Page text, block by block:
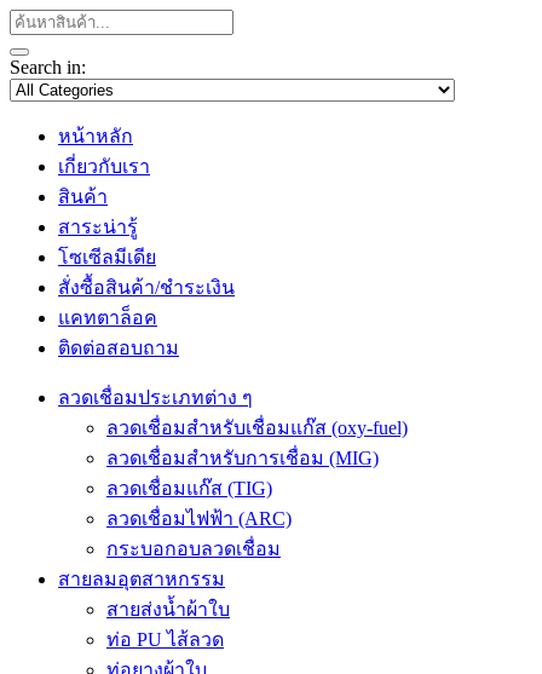
Search in:
หน้าหลัก
เกี่ยวกับเรา
สินค้า
สาระน่ารู้
โซเซีลมีเดีย
สั่งซื้อสินค้า/ชำระเงิน
แคทตาล็อค
ติดต่อสอบถาม
ลวดเชื่อมประเภทต่าง ๆ
ลวดเชื่อมสำหรับเชื่อมแก๊ส (oxy-fuel)
ลวดเชื่อมสำหรับการเชื่อม (MIG)
ลวดเชื่อมแก๊ส (TIG)
ลวดเชื่อมไฟฟ้า (ARC)
กระบอกอบลวดเชื่อม
สายลมอุตสาหกรรม
สายส่งน้ำผ้าใบ
ท่อ PU ไส้ลวด
ท่อยางผ้าใบ